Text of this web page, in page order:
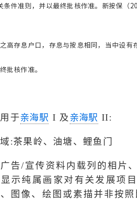
条件准则，并以最终批核作准。新按保（
高存息户口，存息与按息相同，当中设有
批核作准。
于亲海駅 I 及 亲海駅 II:
:茶果岭、油塘、鲤鱼门
告/宣传资料内载列的相片
示纯属画家对有关发展项
图像、绘图或素描并非按照